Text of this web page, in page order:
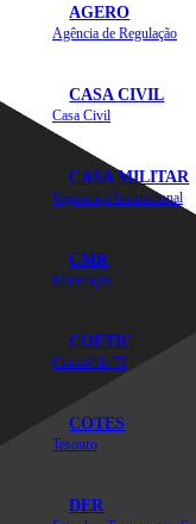
AGERO
Agência de Regulação
CASA CIVIL
Casa Civil
CASA MILITAR
Segurança Institucional
CMR
Mineração
COETIC
Comitê de TI
COTES
Tesouro
DER